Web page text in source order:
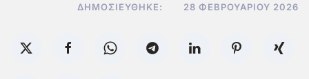
ΔΗΜΟΣΙΕΎΘΗΚΕ: 28 ΦΕΒΡΟΥΑΡΊΟΥ 2026